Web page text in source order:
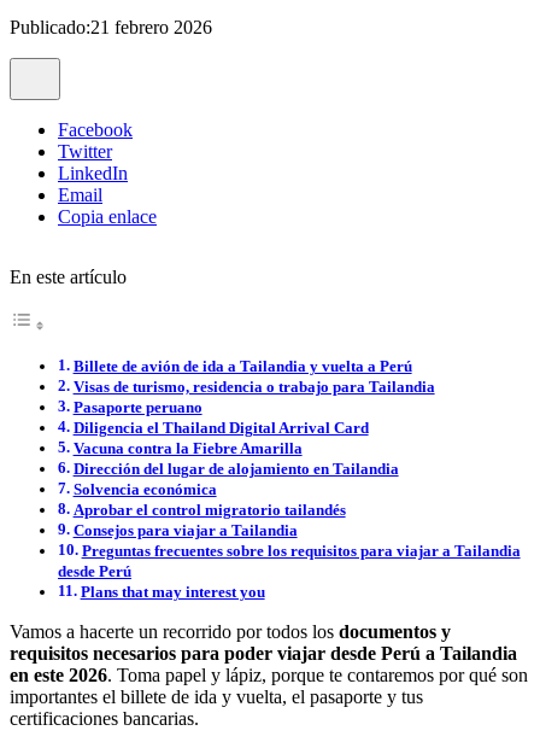
Publicado:21 febrero 2026
Facebook
Twitter
LinkedIn
Email
Copia enlace
En este artículo
Billete de avión de ida a Tailandia y vuelta a Perú
Visas de turismo, residencia o trabajo para Tailandia
Pasaporte peruano
Diligencia el Thailand Digital Arrival Card
Vacuna contra la Fiebre Amarilla
Dirección del lugar de alojamiento en Tailandia
Solvencia económica
Aprobar el control migratorio tailandés
Consejos para viajar a Tailandia
Preguntas frecuentes sobre los requisitos para viajar a Tailandia
desde Perú
Plans that may interest you
Vamos a hacerte un recorrido por todos los documentos y
requisitos necesarios para poder viajar desde Perú a Tailandia
en este 2026. Toma papel y lápiz, porque te contaremos por qué son
importantes el billete de ida y vuelta, el pasaporte y tus
certificaciones bancarias.